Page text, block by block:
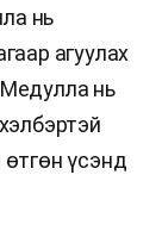
нь
агуулах
нь
өтгөн үсэнд